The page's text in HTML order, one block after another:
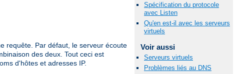
Spécification du protocole
avec Listen
Qu'en est-il avec les serveurs
virtuels
Voir aussi
Serveurs virtuels
Problèmes liés au DNS
requête. Par défaut, le serveur écoute
des deux. Tout ceci est
d'hôtes et adresses IP.